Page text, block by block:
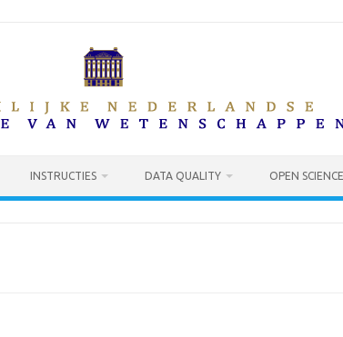
INSTRUCTIES DATA QUALITY OPEN SCIENCE